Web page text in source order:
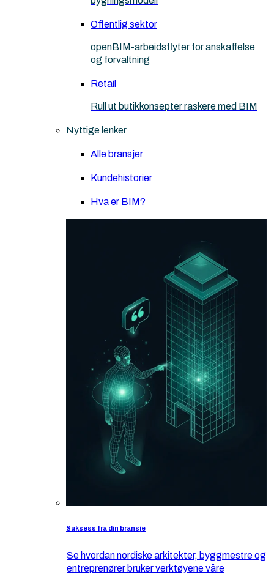
Offentlig sektor
openBIM-arbeidsflyter for anskaffelse
og forvaltning
Retail
Rull ut butikkonsepter raskere med BIM
Nyttige lenker
Alle bransjer
Kundehistorier
Hva er BIM?
Suksess fra din bransje
Se hvordan nordiske arkitekter, byggmestre og
entreprenører bruker verktøyene våre